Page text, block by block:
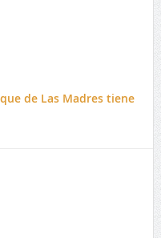
de Las Madres tiene